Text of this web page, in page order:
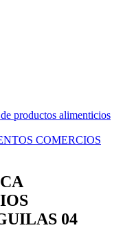
productos alimenticios
04